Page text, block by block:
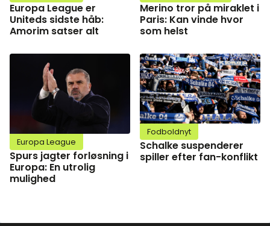
Europa League er
Uniteds sidste håb:
Amorim satser alt
Merino tror på miraklet i
Paris: Kan vinde hvor
som helst
Europa League
Spurs jagter forløsning i
Europa: En utrolig
mulighed
Fodboldnyt
Schalke suspenderer
spiller efter fan-konflikt